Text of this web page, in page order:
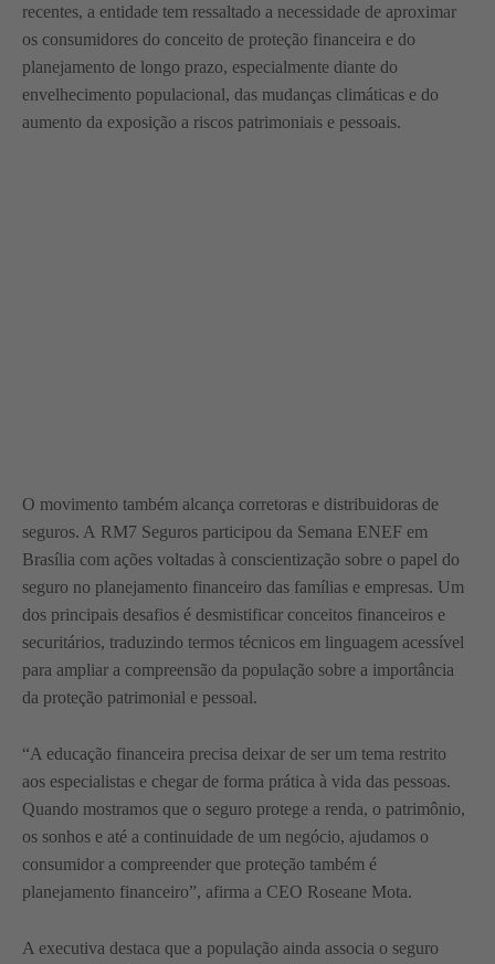
recentes, a entidade tem ressaltado a necessidade de aproximar
os consumidores do conceito de proteção financeira e do
planejamento de longo prazo, especialmente diante do
envelhecimento populacional, das mudanças climáticas e do
aumento da exposição a riscos patrimoniais e pessoais.
O movimento também alcança corretoras e distribuidoras de
seguros. A RM7 Seguros participou da Semana ENEF em
Brasília com ações voltadas à conscientização sobre o papel do
seguro no planejamento financeiro das famílias e empresas. Um
dos principais desafios é desmistificar conceitos financeiros e
securitários, traduzindo termos técnicos em linguagem acessível
para ampliar a compreensão da população sobre a importância
da proteção patrimonial e pessoal.
“A educação financeira precisa deixar de ser um tema restrito
aos especialistas e chegar de forma prática à vida das pessoas.
Quando mostramos que o seguro protege a renda, o patrimônio,
os sonhos e até a continuidade de um negócio, ajudamos o
consumidor a compreender que proteção também é
planejamento financeiro”, afirma a CEO Roseane Mota.
A executiva destaca que a população ainda associa o seguro